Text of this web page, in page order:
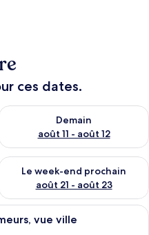
ces dates.
août 10 - août 11
Demain
août 11 - août 12
Vérifier la disponibilité pour
end août 14 - août 16
Le week-end prochain
août 21 - août 23
Vérifier la disponibilité pour
Une chambre à coucher moderne,
vue ville